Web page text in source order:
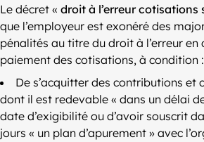
Le décret « droit à l’erreur cotisations
que l’employeur est exonéré des
pénalités au titre du droit à l’erreur
paiement des cotisations, à condition :
De s’acquitter des contributions et
dont il est redevable « dans un délai
date d’exigibilité ou d’avoir souscrit
jours « un plan d’apurement » avec